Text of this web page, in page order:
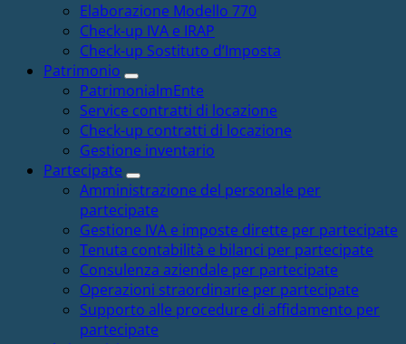
Elaborazione Modello 770
Check-up IVA e IRAP
Check-up Sostituto d’Imposta
Patrimonio
PatrimonialmEnte
Service contratti di locazione
Check-up contratti di locazione
Gestione inventario
Partecipate
Amministrazione del personale per
partecipate
Gestione IVA e imposte dirette per partecipate
Tenuta contabilità e bilanci per partecipate
Consulenza aziendale per partecipate
Operazioni straordinarie per partecipate
Supporto alle procedure di affidamento per
partecipate